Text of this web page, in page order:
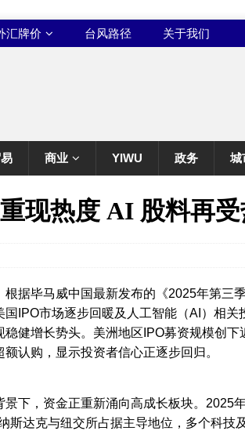
汇牌价 台风路径 关于我们
商业 YIWU 政务 城
现热度 AI 股料再
据毕马威中国最新发布的《2025年第三
IPO市场逐步回暖及人工智能（AI）相关
健增长势头。美洲地区IPO募资规模创下
认购，显示投资者信心正逐步回归。
下，资金正重新涌向高成长板块。2025
斯达克与纽交所占据主导地位，多个科技